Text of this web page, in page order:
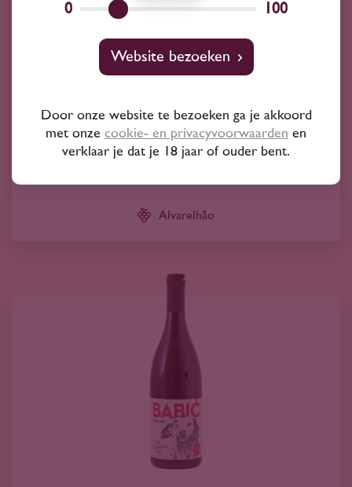
Quinta de Santiago Sou Tinto Vinha de
Ramadas 2022
26
Alvarelhão
0 100
Website bezoeken
Door onze website te bezoeken ga je akkoord
met onze cookie- en privacyvoorwaarden en
verklaar je dat je 18 jaar of ouder bent.